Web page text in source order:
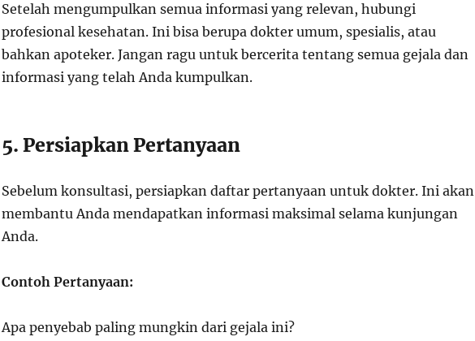
Setelah mengumpulkan semua informasi yang relevan, hubungi
profesional kesehatan. Ini bisa berupa dokter umum, spesialis, atau
bahkan apoteker. Jangan ragu untuk bercerita tentang semua gejala dan
informasi yang telah Anda kumpulkan.
5. Persiapkan Pertanyaan
Sebelum konsultasi, persiapkan daftar pertanyaan untuk dokter. Ini akan
membantu Anda mendapatkan informasi maksimal selama kunjungan
Anda.
Contoh Pertanyaan:
Apa penyebab paling mungkin dari gejala ini?